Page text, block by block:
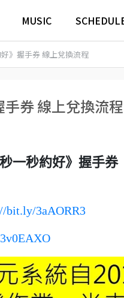
MUSIC
好》握手券 線上兌換流程
手券 線上兌換流程
一秒約好》握手券
bit.ly/3aAORR3